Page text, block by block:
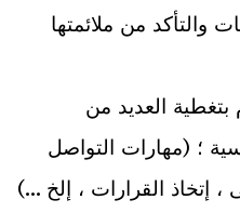
والتأكد من ملائمتها
العديد من
؛ (مهارات التواصل
، إتخاذ القرارات ، إلخ …)